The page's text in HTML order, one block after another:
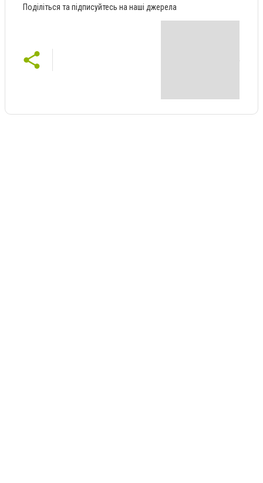
Поділіться та підписуйтесь на наші джерела